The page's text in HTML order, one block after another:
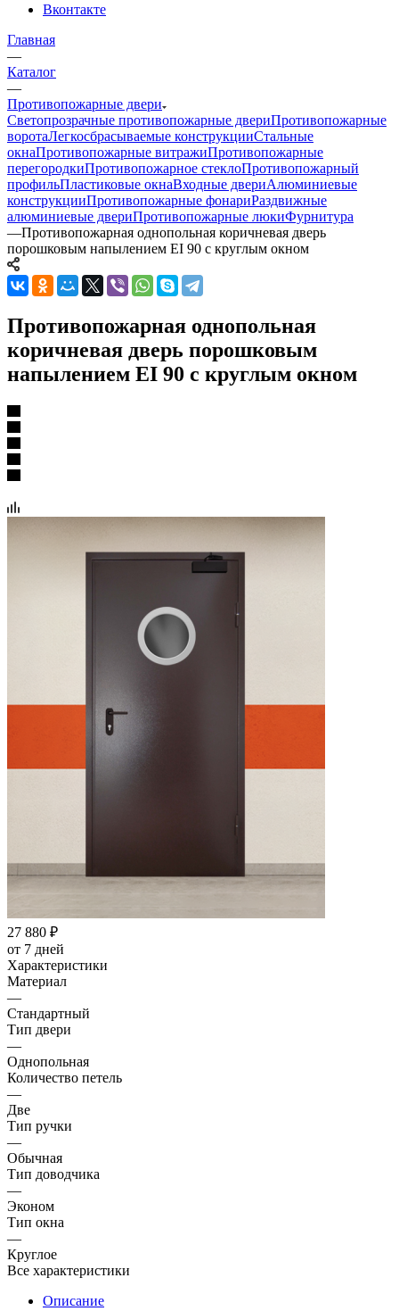
Вконтакте
Главная
—
Каталог
—
Противопожарные двери
Светопрозрачные противопожарные двериПротивопожарные
воротаЛегкосбрасываемые конструкцииСтальные
окнаПротивопожарные витражиПротивопожарные
перегородкиПротивопожарное стеклоПротивопожарный
профильПластиковые окнаВходные двериАлюминиевые
конструкцииПротивопожарные фонариРаздвижные
алюминиевые двериПротивопожарные люкиФурнитура
—Противопожарная однопольная коричневая дверь
порошковым напылением EI 90 с круглым окном
Противопожарная однопольная
коричневая дверь порошковым
напылением EI 90 с круглым окном
27 880 ₽
от 7 дней
Характеристики
Материал
—
Стандартный
Тип двери
—
Однопольная
Количество петель
—
Две
Тип ручки
—
Обычная
Тип доводчика
—
Эконом
Тип окна
—
Круглое
Все характеристики
Описание